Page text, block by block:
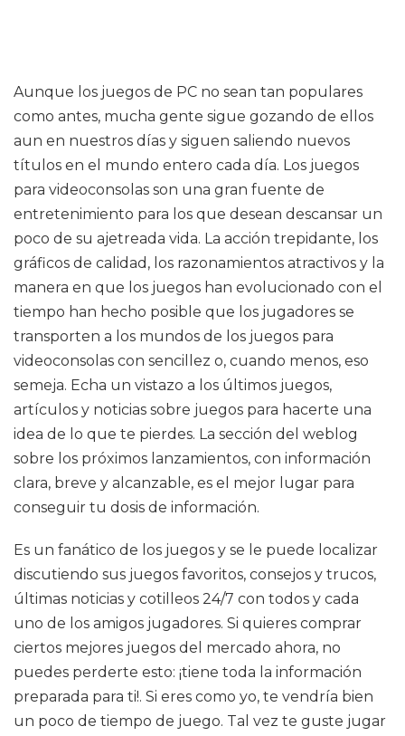
Aunque los juegos de PC no sean tan populares
como antes, mucha gente sigue gozando de ellos
aun en nuestros días y siguen saliendo nuevos
títulos en el mundo entero cada día. Los juegos
para videoconsolas son una gran fuente de
entretenimiento para los que desean descansar un
poco de su ajetreada vida. La acción trepidante, los
gráficos de calidad, los razonamientos atractivos y la
manera en que los juegos han evolucionado con el
tiempo han hecho posible que los jugadores se
transporten a los mundos de los juegos para
videoconsolas con sencillez o, cuando menos, eso
semeja. Echa un vistazo a los últimos juegos,
artículos y noticias sobre juegos para hacerte una
idea de lo que te pierdes. La sección del weblog
sobre los próximos lanzamientos, con información
clara, breve y alcanzable, es el mejor lugar para
conseguir tu dosis de información.
Es un fanático de los juegos y se le puede localizar
discutiendo sus juegos favoritos, consejos y trucos,
últimas noticias y cotilleos 24/7 con todos y cada
uno de los amigos jugadores. Si quieres comprar
ciertos mejores juegos del mercado ahora, no
puedes perderte esto: ¡tiene toda la información
preparada para ti!. Si eres como yo, te vendría bien
un poco de tiempo de juego. Tal vez te guste jugar